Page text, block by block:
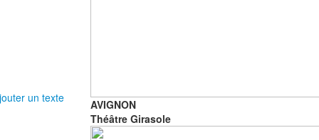
un texte
AVIGNON
Théâtre Girasole